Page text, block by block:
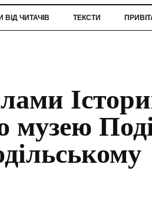
ВІД ЧИТАЧІВ ТЕКСТИ
музею